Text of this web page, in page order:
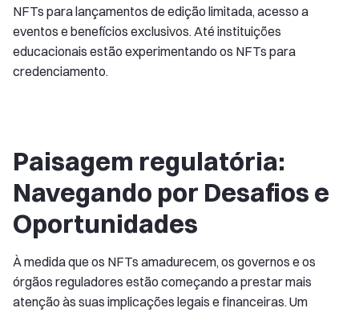
NFTs para lançamentos de edição limitada, acesso a
eventos e benefícios exclusivos. Até instituições
educacionais estão experimentando os NFTs para
credenciamento.
Paisagem regulatória:
Navegando por Desafios e
Oportunidades
À medida que os NFTs amadurecem, os governos e os
órgãos reguladores estão começando a prestar mais
atenção às suas implicações legais e financeiras. Um